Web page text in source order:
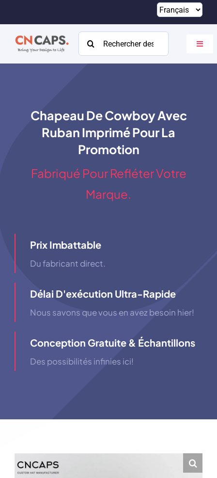
contenu
Rechercher:
Catalogue
Ressources
Chapeau De Cowboy Avec
Ruban Imprimé Pour La
Promotion
Fabriqué Pour Refléter Votre
Marque.
Prix ​​imbattable
Du fabricant direct.
Délai D'exécution Ultra-Rapide
Nous savons que vous en avez besoin hier!
Conception Gratuite & Échantillons
Des possibilités infinies ici!